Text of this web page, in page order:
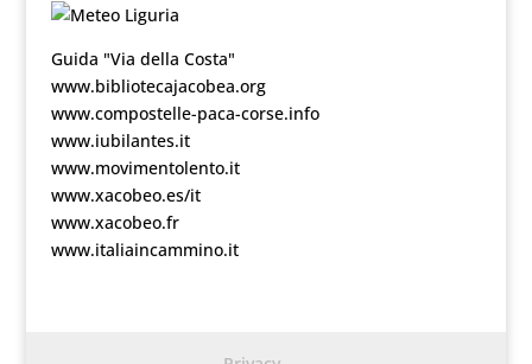
Guida "Via della Costa"
www.bibliotecajacobea.org
www.compostelle-paca-corse.info
www.iubilantes.it
www.movimentolento.it
www.xacobeo.es/it
www.xacobeo.fr
www.italiaincammino.it